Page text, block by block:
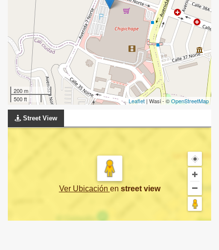
200 m
500 ft
Leaflet | Wasi - ©OpenStreetMap
Street View
Ver Ubicación en street view